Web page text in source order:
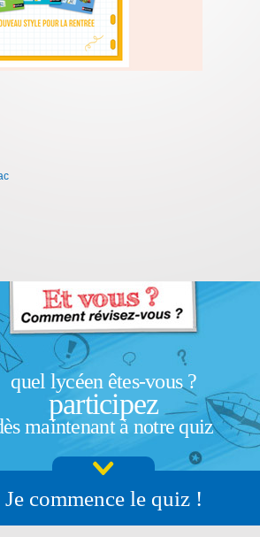
quel lycéen êtes-vous ?
participez
maintenant à notre quiz
Je commence le quiz !